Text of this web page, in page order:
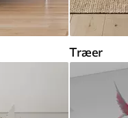
Træer